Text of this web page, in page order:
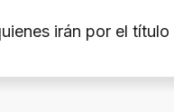
irán por el título